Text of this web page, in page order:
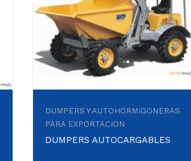
DUMPERS Y AUTOHORMIGONERAS
PARA EXPORTACION
DUMPERS AUTOCARGABLES